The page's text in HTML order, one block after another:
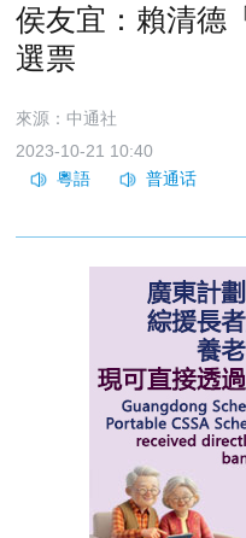
侯友宜：賴清德
選票
來源：中通社
2023-10-21 10:40